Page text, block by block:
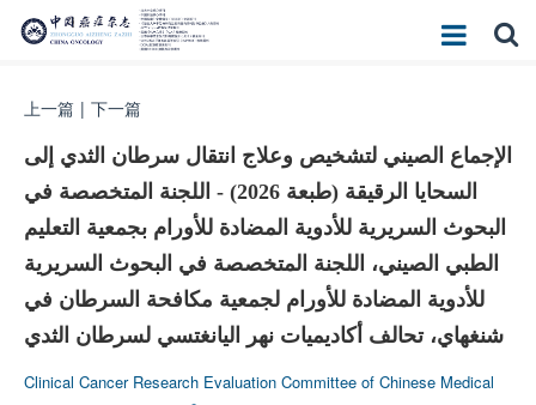
上一篇 | 下一篇
الإجماع الصيني لتشخيص وعلاج انتقال سرطان الثدي إلى
السحايا الرقيقة (طبعة 2026) - اللجنة المتخصصة في
البحوث السريرية للأدوية المضادة للأورام بجمعية التعليم
الطبي الصيني، اللجنة المتخصصة في البحوث السريرية
للأدوية المضادة للأورام لجمعية مكافحة السرطان في
شنغهاي، تحالف أكاديميات نهر اليانغتسي لسرطان الثدي
Clinical Cancer Research Evaluation Committee of Chinese Medical